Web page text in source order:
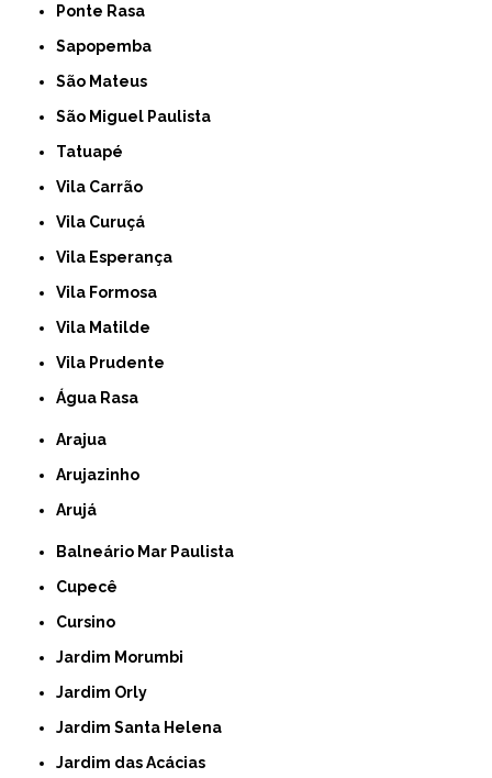
Ponte Rasa
Sapopemba
São Mateus
São Miguel Paulista
Tatuapé
Vila Carrão
Vila Curuçá
Vila Esperança
Vila Formosa
Vila Matilde
Vila Prudente
Água Rasa
Arajua
Arujazinho
Arujá
Balneário Mar Paulista
Cupecê
Cursino
Jardim Morumbi
Jardim Orly
Jardim Santa Helena
Jardim das Acácias